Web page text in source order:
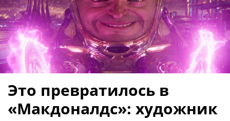
Это превратилось в
«Макдоналдс»: художник